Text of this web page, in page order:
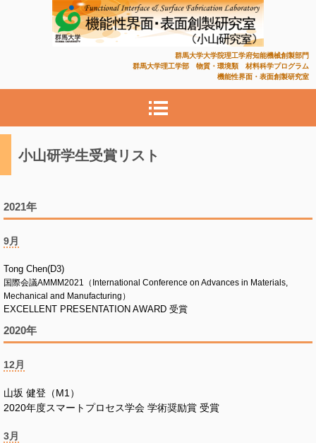
機能性界面・表面創製研究
室
群馬大学大学院理工学府知能機械創製部門
群馬大学理工学部 物質・環境類 材料科学プログラム
機能性界面・表面創製研究室
小山研学生受賞リスト
2021年
9月
Tong Chen(D3)
国際会議AMMM2021（International Conference on Advances in Materials,
Mechanical and Manufacturing）
EXCELLENT PRESENTATION AWARD 受賞
2020年
12月
山坂 健登（M1）
2020年度スマートプロセス学会 学術奨励賞 受賞
3月